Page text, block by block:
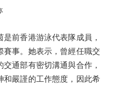
前香港游泳代表隊成員，
賽事。她表示，曾經任職交
通部有密切溝通與合作，
和嚴謹的工作態度，因此希